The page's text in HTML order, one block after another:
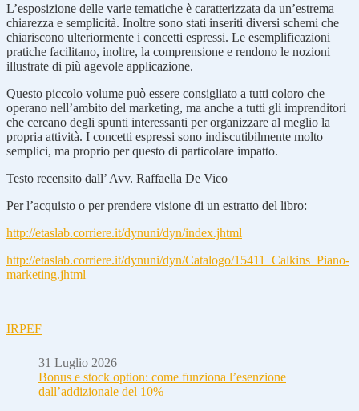
L’esposizione delle varie tematiche è caratterizzata da un’estrema
chiarezza e semplicità. Inoltre sono stati inseriti diversi schemi che
chiariscono ulteriormente i concetti espressi. Le esemplificazioni
pratiche facilitano, inoltre, la comprensione e rendono le nozioni
illustrate di più agevole applicazione.
Questo piccolo volume può essere consigliato a tutti coloro che
operano nell’ambito del marketing, ma anche a tutti gli imprenditori
che cercano degli spunti interessanti per organizzare al meglio la
propria attività. I concetti espressi sono indiscutibilmente molto
semplici, ma proprio per questo di particolare impatto.
Testo recensito dall’ Avv. Raffaella De Vico
Per l’acquisto o per prendere visione di un estratto del libro:
http://etaslab.corriere.it/dynuni/dyn/index.jhtml
http://etaslab.corriere.it/dynuni/dyn/Catalogo/15411_Calkins_Piano-
marketing.jhtml
IRPEF
31 Luglio 2026
Bonus e stock option: come funziona l’esenzione
dall’addizionale del 10%